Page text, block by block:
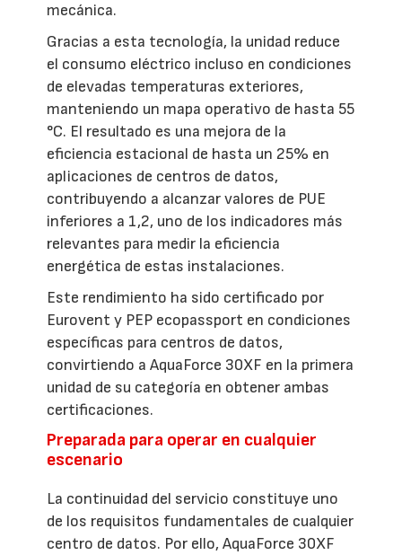
mecánica.
Gracias a esta tecnología, la unidad reduce
el consumo eléctrico incluso en condiciones
de elevadas temperaturas exteriores,
manteniendo un mapa operativo de hasta 55
°C. El resultado es una mejora de la
eficiencia estacional de hasta un 25% en
aplicaciones de centros de datos,
contribuyendo a alcanzar valores de PUE
inferiores a 1,2, uno de los indicadores más
relevantes para medir la eficiencia
energética de estas instalaciones.
Este rendimiento ha sido certificado por
Eurovent y PEP ecopassport en condiciones
específicas para centros de datos,
convirtiendo a AquaForce 30XF en la primera
unidad de su categoría en obtener ambas
certificaciones.
Preparada para operar en cualquier
escenario
La continuidad del servicio constituye uno
de los requisitos fundamentales de cualquier
centro de datos. Por ello, AquaForce 30XF